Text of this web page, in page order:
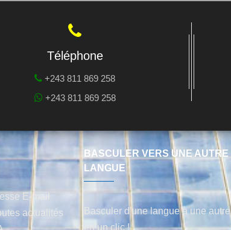
Téléphone
+243 811 869 258
+243 811 869 258
E-mail
actualités
BASCULER VERS UNE AUTRE
LANGUE
Basculer d'une langue à une autre
en un clic !